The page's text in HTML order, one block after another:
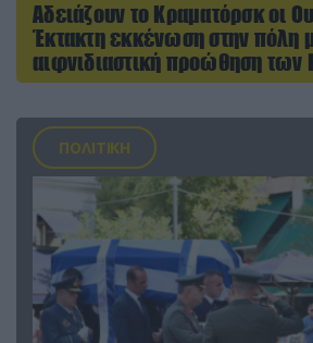
Αδειάζουν το Κραματόρσκ οι
Έκτακτη εκκένωση στην πόλη
αιφνιδιαστική προώθηση
ΠΟΛΙΤΙΚΗ